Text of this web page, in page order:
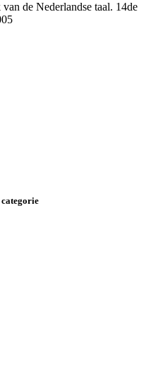
de Nederlandse taal. 14de